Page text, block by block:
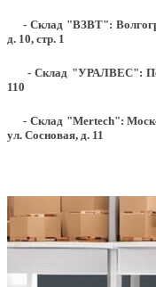
- Склад "ВЗВТ":
д. 10, стр. 1
- Склад "УРАЛВЕС":
110
- Склад "Mertech":
ул. Сосновая, д. 11